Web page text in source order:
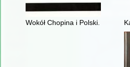
Wokół Chopina i Polski. Siedem